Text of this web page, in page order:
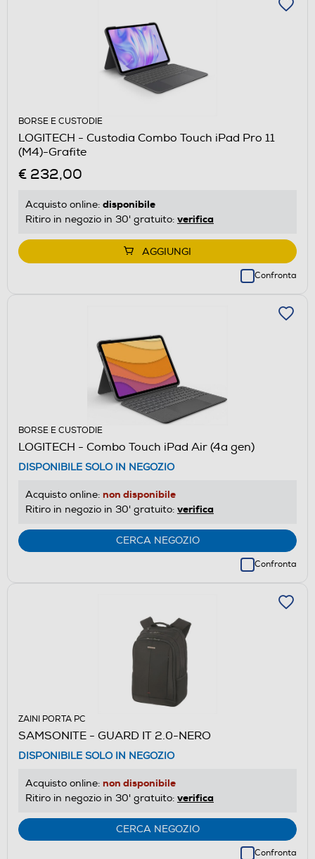
BORSE E CUSTODIE
LOGITECH - Custodia Combo Touch iPad Pro 11
(M4)-Grafite
€ 232,00
Acquisto online: disponibile
Ritiro in negozio in 30' gratuito: verifica
AGGIUNGI
Confronta
BORSE E CUSTODIE
LOGITECH - Combo Touch iPad Air (4a gen)
DISPONIBILE SOLO IN NEGOZIO
Acquisto online: non disponibile
Ritiro in negozio in 30' gratuito: verifica
CERCA NEGOZIO
Confronta
ZAINI PORTA PC
SAMSONITE - GUARD IT 2.0-NERO
DISPONIBILE SOLO IN NEGOZIO
Acquisto online: non disponibile
Ritiro in negozio in 30' gratuito: verifica
CERCA NEGOZIO
Confronta